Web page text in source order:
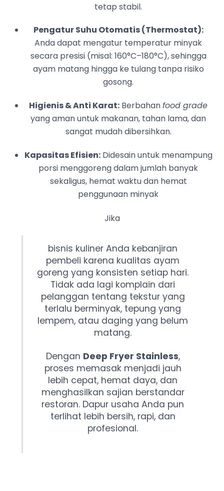
tetap stabil.
Pengatur Suhu Otomatis (Thermostat):
Anda dapat mengatur temperatur minyak
secara presisi (misal: 160°C–180°C), sehingga
ayam matang hingga ke tulang tanpa risiko
gosong.
Higienis & Anti Karat: Berbahanfood grade
yang aman untuk makanan, tahan lama, dan
sangat mudah dibersihkan.
Kapasitas Efisien:Didesain untuk menampung
porsi menggoreng dalam jumlah banyak
sekaligus, hemat waktu dan hemat
penggunaan minyak
Jika
bisnis kuliner Anda kebanjiran
pembeli karena kualitas ayam
goreng yang konsisten setiap hari.
Tidak ada lagi komplain dari
pelanggan tentang tekstur yang
terlalu berminyak, tepung yang
lempem, atau daging yang belum
matang.
Dengan Deep Fryer Stainless,
proses memasak menjadi jauh
lebih cepat, hemat daya, dan
menghasilkan sajian berstandar
restoran. Dapur usaha Anda pun
terlihat lebih bersih, rapi, dan
profesional.